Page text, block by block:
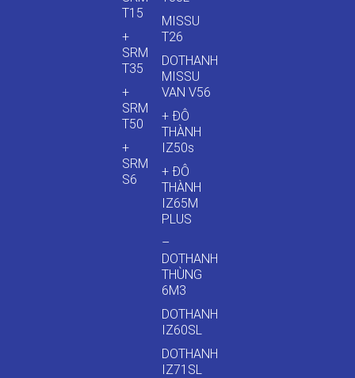
T15
+
SRM
T35
+
SRM
T50
+
SRM
S6
MISSU
T26
DOTHANH
MISSU
VAN V56
+ ĐÔ
THÀNH
IZ50s
+ ĐÔ
THÀNH
IZ65M
PLUS
–
DOTHANH
THÙNG
6M3
DOTHANH
IZ60SL
DOTHANH
IZ71SL